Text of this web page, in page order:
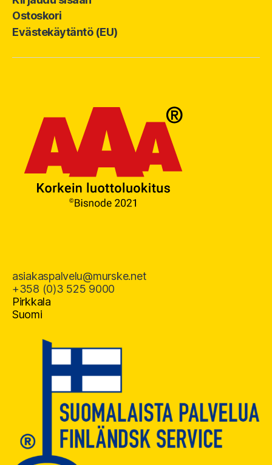
Ostoskori
Evästekäytäntö (EU)
asiakaspalvelu@murske.net
+358 (0)3 525 9000
Pirkkala
Suomi